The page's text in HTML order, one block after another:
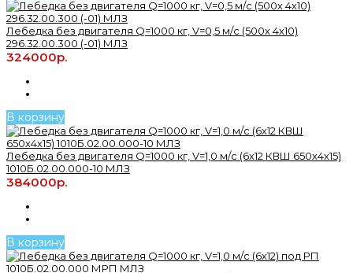
Лебедка без двигателя Q=1000 кг, V=0,5 м/с (500х 4х10)
296.32.00.300 (-01) МЛЗ
324000р.
В корзину
Лебедка без двигателя Q=1000 кг, V=1,0 м/с (6х12 КВШ 650х4х15)
1010Б.02.00.000-10 МЛЗ
384000р.
В корзину